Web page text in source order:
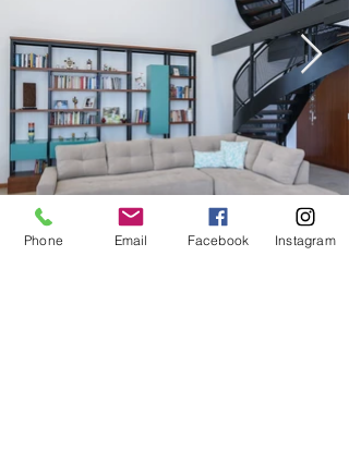
Phone Email Facebook Instagram